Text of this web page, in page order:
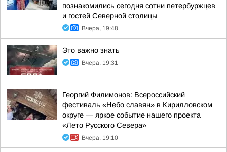
познакомились сегодня сотни петербуржцев
и гостей Северной столицы
Вчера, 19:48
Это важно знать
Вчера, 19:31
Георгий Филимонов: Всероссийский
фестиваль «Небо славян» в Кирилловском
округе — яркое событие нашего проекта
«Лето Русского Севера»
Вчера, 19:10